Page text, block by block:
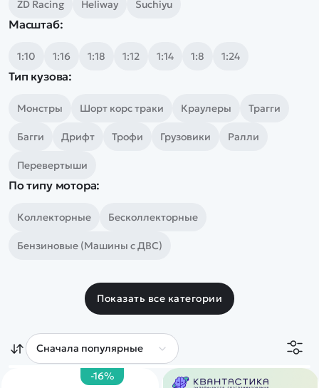
ZD Racing Heliway Suchiyu
Масштаб:
1:10 1:16 1:18 1:12 1:14 1:8 1:24
Тип кузова:
Монстры Шорт корс траки Краулеры Трагги
Багги Дрифт Трофи Грузовики Ралли
Перевертыши
По типу мотора:
Коллекторные Бесколлекторные
Бензиновые (Машины с ДВС)
Показать все категории
-16%
Дополнительный способ связи
Есть вопрос? Можем связаться с вами
Каталог
Катера
Роботы
Оптовые продажи
Статьи про беспилотники
Обзор квадрокоптеров
Покупателю
Контакты
Оплата и доставка